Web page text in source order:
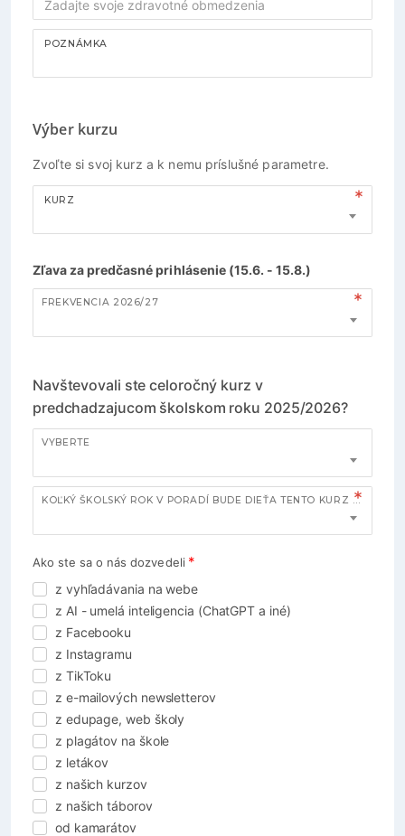
POZNÁMKA
Výber kurzu
Zvoľte si svoj kurz a k nemu príslušné parametre.
KURZ
Zľava za predčasné prihlásenie (15.6. - 15.8.)
FREKVENCIA 2026/27
Navštevovali ste celoročný kurz v
predchadzajucom školskom roku 2025/2026?
VYBERTE
KOĽKÝ ŠKOLSKÝ ROK V PORADÍ BUDE DIEŤA TENTO KURZ NAVŠTEVOVAŤ?
Ako ste sa o nás dozvedeli
z vyhľadávania na webe
z AI - umelá inteligencia (ChatGPT a iné)
z Facebooku
z Instagramu
z TikToku
z e-mailových newsletterov
z edupage, web školy
z plagátov na škole
z letákov
z našich kurzov
z našich táborov
od kamarátov